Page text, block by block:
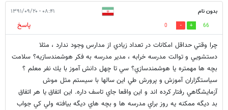
بدون نام ۰۸:۴۱ - ۱۳۹۱/۰۹/۲۰
66
0
پاسخ
چرا وقتي حداقل امكانات در تعداد زيادي از مدارس وجود ندارد ، مثلا
دستشويي و توالت مدرسه خرابه ، مدير مدرسه به فكر هوشمندسازيه؟ سلامت
بچه ها مهمتره يا هوشمندسازي؟ سي تا چهل دانش آموز با يك نفر معلم ؟
سياستگزاران آموزش و پرورش طي اين سالها با سيستم مثل موش
آزمايشگاهي رفتار كرده اند و اين واقعا جاي تاسف داره. اين اتفاق يا هر اتفاق
بد ديگه ممكنه يه روز براي مدرسه ها و بچه هاي ديگه بيافته ولي كي جواب